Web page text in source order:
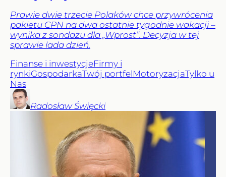
Prawie dwie trzecie Polaków chce przywrócenia
pakietu CPN na dwa ostatnie tygodnie wakacji –
wynika z sondażu dla „Wprost”. Decyzja w tej
sprawie lada dzień.
Finanse i inwestycjeFirmy i
rynkiGospodarkaTwój portfelMotoryzacjaTylko u
Nas
Radosław Święcki